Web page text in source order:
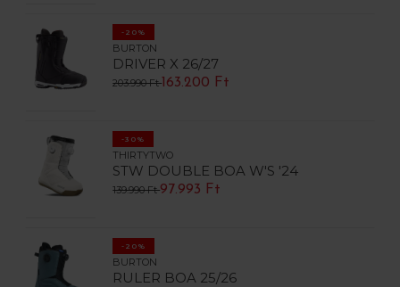
-20%
BURTON
DRIVER X 26/27
203.990 Ft 163.200 Ft
-30%
THIRTYTWO
STW DOUBLE BOA W'S '24
139.990 Ft97.993 Ft
-20%
BURTON
RULER BOA 25/26